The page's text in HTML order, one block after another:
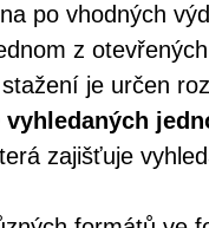
po vhodných
z
je určen
zajišťuje